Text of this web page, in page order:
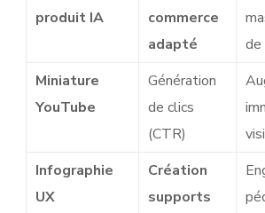
produit IA
commerce
adapté
de
Miniature
YouTube
Génération
de clics
(CTR)
Infographie
UX
Création
supports